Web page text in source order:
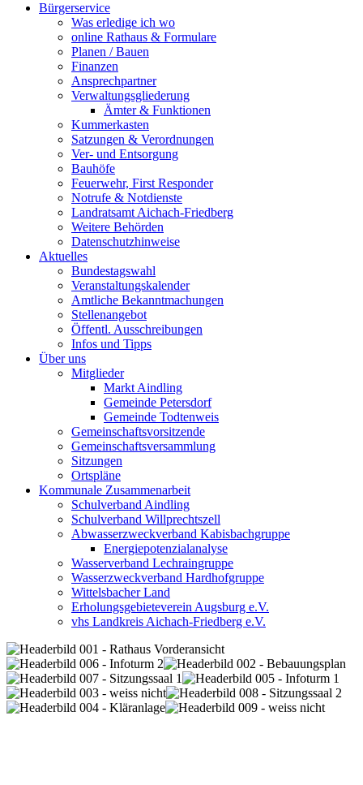
Bürgerservice
Was erledige ich wo
online Rathaus & Formulare
Planen / Bauen
Finanzen
Ansprechpartner
Verwaltungsgliederung
Ämter & Funktionen
Kummerkasten
Satzungen & Verordnungen
Ver- und Entsorgung
Bauhöfe
Feuerwehr, First Responder
Notrufe & Notdienste
Landratsamt Aichach-Friedberg
Weitere Behörden
Datenschutzhinweise
Aktuelles
Bundestagswahl
Veranstaltungskalender
Amtliche Bekanntmachungen
Stellenangebot
Öffentl. Ausschreibungen
Infos und Tipps
Über uns
Mitglieder
Markt Aindling
Gemeinde Petersdorf
Gemeinde Todtenweis
Gemeinschaftsvorsitzende
Gemeinschaftsversammlung
Sitzungen
Ortspläne
Kommunale Zusammenarbeit
Schulverband Aindling
Schulverband Willprechtszell
Abwasserzweckverband Kabisbachgruppe
Energiepotenzialanalyse
Wasserverband Lechraingruppe
Wasserzweckverband Hardhofgruppe
Wittelsbacher Land
Erholungsgebieteverein Augsburg e.V.
vhs Landkreis Aichach-Friedberg e.V.